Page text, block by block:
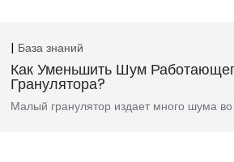
База знаний
Как Уменьшить Шум
Гранулятора?
Малый гранулятор издает много шума